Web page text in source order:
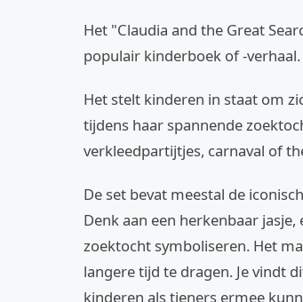
Het "Claudia and the Great
populair kinderboek of -verhaal.
Het stelt kinderen in staat om
tijdens haar spannende
verkleedpartijtjes, carnaval of
De set bevat meestal de
Denk aan een herkenbaar
zoektocht symboliseren. Het
langere tijd te dragen. Je vindt
kinderen als tieners ermee